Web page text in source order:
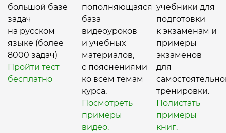
большой базе
задач
на русском
языке (более
8000 задач)
Пройти тест
бесплатно
пополняющаяся
база
видеоуроков
и учебных
материалов,
с пояснениями
ко всем темам
курса.
Посмотреть
примеры
видео.
учебники для
подготовки
к экзаменам и
примеры
экзаменов
для
тренировки.
Полистать
примеры
книг.